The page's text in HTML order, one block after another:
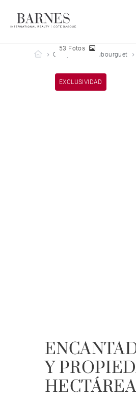
Barnes Côte Basque
Comprar Maubourguet
EXCLUSIVIDAD
53 Fotos
Y